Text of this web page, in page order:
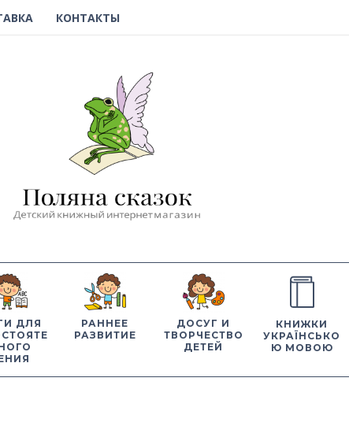
КОНТАКТЫ
ДЛЯ
РАННЕЕ
РАЗВИТИЕ
ДОСУГ И
ТВОРЧЕСТВО
ДЕТЕЙ
КНИЖКИ
УКРАЇНСЬКО
Ю МОВОЮ